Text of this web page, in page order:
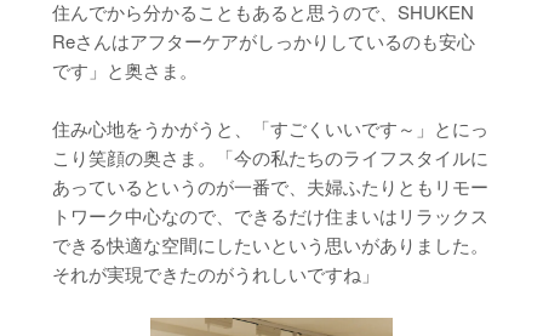
住んでから分かることもあると思うので、SHUKEN
Reさんはアフターケアがしっかりしているのも安心
です」と奥さま。
住み心地をうかがうと、「すごくいいです～」とにっ
こり笑顔の奥さま。「今の私たちのライフスタイルに
あっているというのが一番で、夫婦ふたりともリモー
トワーク中心なので、できるだけ住まいはリラックス
できる快適な空間にしたいという思いがありました。
それが実現できたのがうれしいですね」